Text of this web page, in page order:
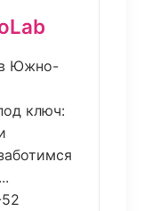
в Южно-
ключ: